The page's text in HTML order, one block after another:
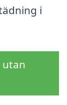
i
utan